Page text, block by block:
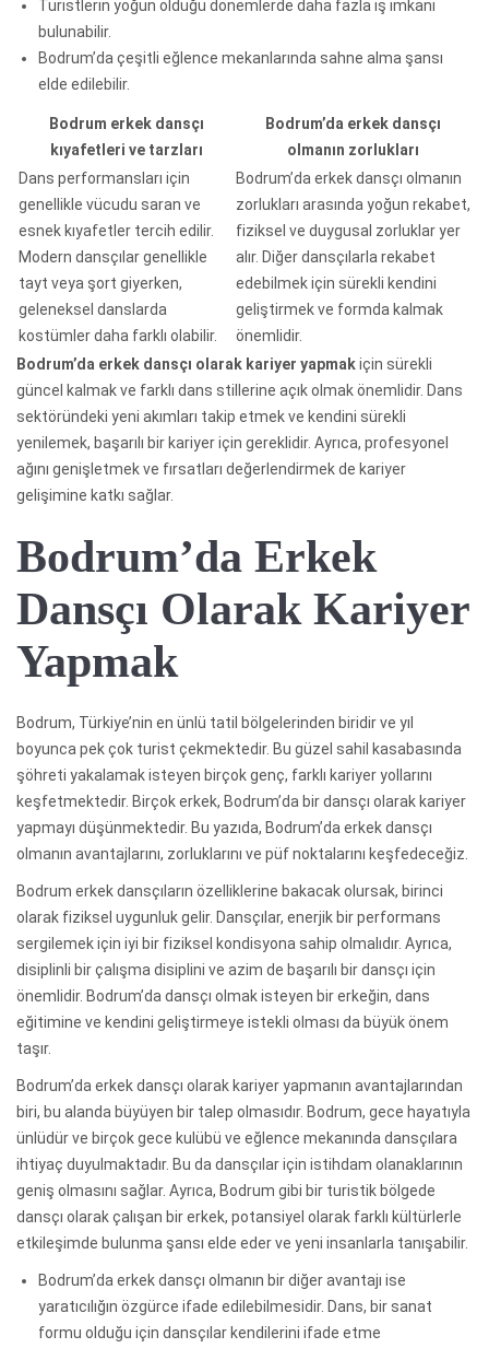
Turistlerin yoğun olduğu dönemlerde daha fazla iş imkanı
bulunabilir.
Bodrum’da çeşitli eğlence mekanlarında sahne alma şansı
elde edilebilir.
Bodrum erkek dansçı
kıyafetleri ve tarzları
Bodrum’da erkek dansçı
olmanın zorlukları
Dans performansları için
genellikle vücudu saran ve
esnek kıyafetler tercih edilir.
Modern dansçılar genellikle
tayt veya şort giyerken,
geleneksel danslarda
kostümler daha farklı olabilir.
Bodrum’da erkek dansçı olmanın
zorlukları arasında yoğun rekabet,
fiziksel ve duygusal zorluklar yer
alır. Diğer dansçılarla rekabet
edebilmek için sürekli kendini
geliştirmek ve formda kalmak
önemlidir.
Bodrum’da erkek dansçı olarak kariyer yapmakiçin sürekli
güncel kalmak ve farklı dans stillerine açık olmak önemlidir. Dans
sektöründeki yeni akımları takip etmek ve kendini sürekli
yenilemek, başarılı bir kariyer için gereklidir. Ayrıca, profesyonel
ağını genişletmek ve fırsatları değerlendirmek de kariyer
gelişimine katkı sağlar.
Bodrum’da Erkek
Dansçı Olarak Kariyer
Yapmak
Bodrum, Türkiye’nin en ünlü tatil bölgelerinden biridir ve yıl
boyunca pek çok turist çekmektedir. Bu güzel sahil kasabasında
şöhreti yakalamak isteyen birçok genç, farklı kariyer yollarını
keşfetmektedir. Birçok erkek, Bodrum’da bir dansçı olarak kariyer
yapmayı düşünmektedir. Bu yazıda, Bodrum’da erkek dansçı
olmanın avantajlarını, zorluklarını ve püf noktalarını keşfedeceğiz.
Bodrum erkek dansçıların özelliklerine bakacak olursak, birinci
olarak fiziksel uygunluk gelir. Dansçılar, enerjik bir performans
sergilemek için iyi bir fiziksel kondisyona sahip olmalıdır. Ayrıca,
disiplinli bir çalışma disiplini ve azim de başarılı bir dansçı için
önemlidir. Bodrum’da dansçı olmak isteyen bir erkeğin, dans
eğitimine ve kendini geliştirmeye istekli olması da büyük önem
taşır.
Bodrum’da erkek dansçı olarak kariyer yapmanın avantajlarından
biri, bu alanda büyüyen bir talep olmasıdır. Bodrum, gece hayatıyla
ünlüdür ve birçok gece kulübü ve eğlence mekanında dansçılara
ihtiyaç duyulmaktadır. Bu da dansçılar için istihdam olanaklarının
geniş olmasını sağlar. Ayrıca, Bodrum gibi bir turistik bölgede
dansçı olarak çalışan bir erkek, potansiyel olarak farklı kültürlerle
etkileşimde bulunma şansı elde eder ve yeni insanlarla tanışabilir.
Bodrum’da erkek dansçı olmanın bir diğer avantajı ise
yaratıcılığın özgürce ifade edilebilmesidir. Dans, bir sanat
formu olduğu için dansçılar kendilerini ifade etme